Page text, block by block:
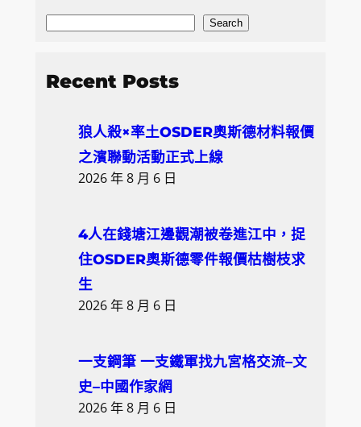
S
a
Search
Recent Posts
狼人殺×率土OSDER奧斯德材料報價
之濱聯動活動正式上線
2026 年 8 月 6 日
4人在錢塘江邊觀潮被卷進江中，捉
住OSDER奧斯德零件報價枯樹枝求
生
2026 年 8 月 6 日
一支鋼筆 一支鐵軍找九宮格交流–文
史–中國作家網
2026 年 8 月 6 日